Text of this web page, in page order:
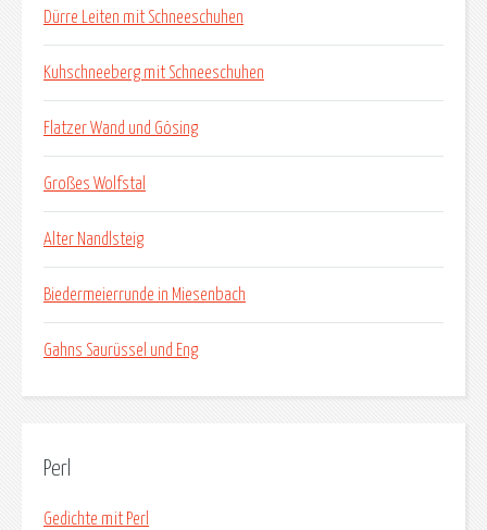
Dürre Leiten mit Schneeschuhen
Kuhschneeberg mit Schneeschuhen
Flatzer Wand und Gösing
Großes Wolfstal
Alter Nandlsteig
Biedermeierrunde in Miesenbach
Gahns Saurüssel und Eng
Perl
Gedichte mit Perl